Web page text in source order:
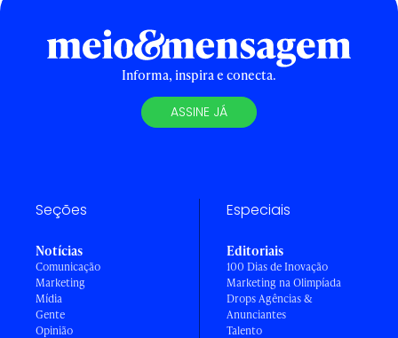
Informa, inspira e conecta.
ASSINE JÁ
Seções
Notícias
Comunicação
Marketing
Mídia
Gente
Opinião
Especiais
Editoriais
100 Dias de Inovação
Marketing na Olimpíada
Drops Agências &
Anunciantes
Talento